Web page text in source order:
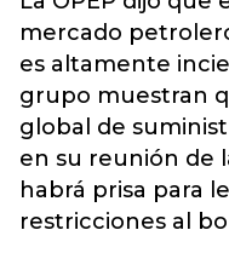
mercado
es altamente
grupo muestran
global de
en su reunión de
habrá prisa para
restricciones al